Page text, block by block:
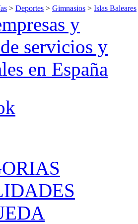
> Deportes > Gimnasios > Islas Baleares